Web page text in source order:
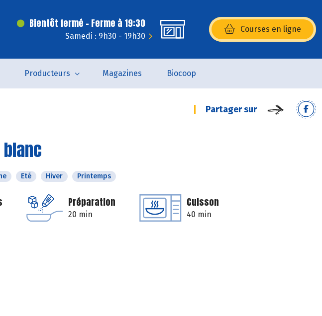
Bientôt fermé - Ferme à 19:30
Samedi : 9h30 - 19h30
Courses en ligne
(s’ouvre dans une nouvelle
Producteurs Magazines Biocoop
Partager sur
Eté Hiver Printemps
Préparation
20 min
Cuisson
40 min